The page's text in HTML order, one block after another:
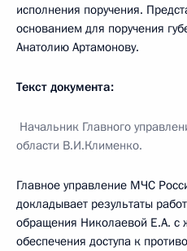
исполнения поручения.
основанием для поручения
Анатолию Артамонову.
Текст документа:
Начальник Главного
области В.И.Клименко.
Главное управление МЧС
докладывает результаты
обращения Николаевой Е.А. с
обеспечения доступа к